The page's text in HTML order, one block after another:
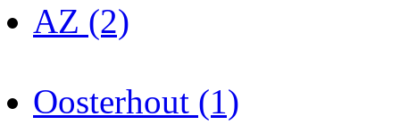
AZ (2)
Oosterhout (1)